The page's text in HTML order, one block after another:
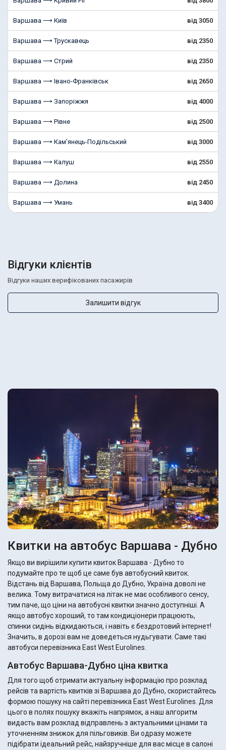
Варшава ⟶ Київ від 3050
Варшава ⟶ Трускавець від 2350
Варшава ⟶ Стрий від 2350
Варшава ⟶ Івано-Франківськ від 2650
Варшава ⟶ Запоріжжя від 4000
Варшава ⟶ Рівне від 2500
Варшава ⟶ Кам'янець-Подільський від 3000
Варшава ⟶ Калуш від 2550
Варшава ⟶ Долина від 2450
Варшава ⟶ Умань від 3400
Відгуки клієнтів
Відгуки наших верифікованих пасажирів
Залишити відгук
Квитки на автобус Варшава - Дубно
Якщо ви вирішили купити квиток Варшава - Дубно то
подумайте про те щоб це саме був автобусний квиток.
Відстань від Варшава, Польща до Дубно, Україна доволі не
велика. Тому витрачатися на літак не має особливого сенсу,
тим паче, що ціни на автобусні квитки значно доступніші. А
якщо автобус хороший, то там кондиціонери працюють,
спинки сидінь відкидаються, і навіть є бездротовий інтернет!
Значить, в дорозі вам не доведеться нудьгувати. Саме такі
автобуси перевізника East West Eurolines.
Автобус Варшава-Дубно ціна квитка
Для того щоб отримати актуальну інформацію про розклад
рейсів та вартість квитків зі Варшава до Дубно, скористайтесь
формою пошуку на сайті перевізника East West Eurolines. Для
цього в полях пошуку вкажіть напрямок, а наш алгоритм
видасть вам розклад відправлень з актуальними цінами та
уточненням знижок для пільговиків. Ви одразу можете
підібрати ідеальний рейс, найзручніше для вас місце в салоні